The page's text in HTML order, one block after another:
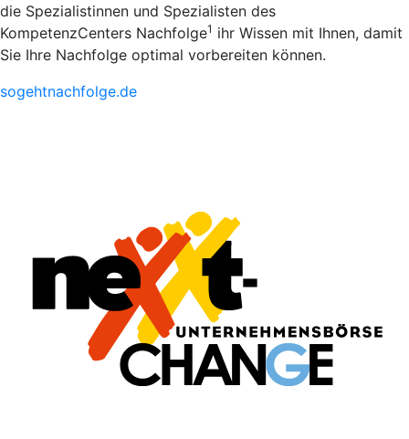
die Spezialistinnen und Spezialisten des
KompetenzCenters Nachfolge1 ihr Wissen mit Ihnen, damit
Sie Ihre Nachfolge optimal vorbereiten können.
sogehtnachfolge.de